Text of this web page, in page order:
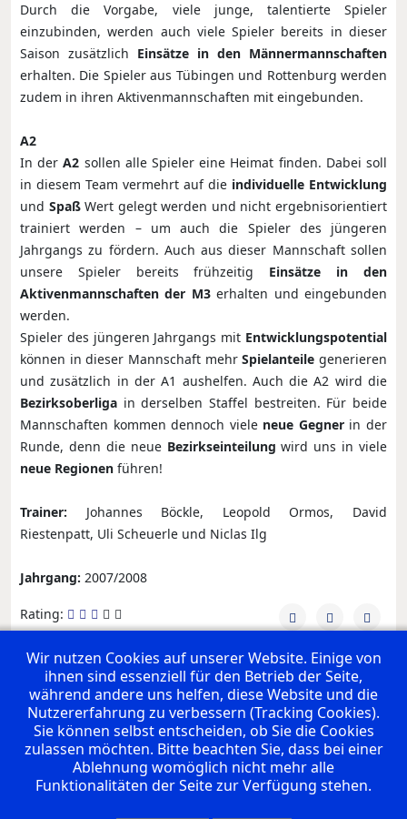
Durch die Vorgabe, viele junge, talentierte Spieler
einzubinden, werden auch viele Spieler bereits in dieser
Saison zusätzlich Einsätze in den Männermannschaften
erhalten. Die Spieler aus Tübingen und Rottenburg werden
zudem in ihren Aktivenmannschaften mit eingebunden.
A2
In derA2 sollen alle Spieler eine Heimat finden. Dabei soll
in diesem Team vermehrt auf die individuelle Entwicklung
und SpaßWert gelegt werden und nicht ergebnisorientiert
trainiert werden – um auch die Spieler des jüngeren
Jahrgangs zu fördern. Auch aus dieser Mannschaft sollen
unsere Spieler bereits frühzeitig Einsätze in den
Aktivenmannschaften der M3erhalten und eingebunden
werden.
Spieler des jüngeren Jahrgangs mit Entwicklungspotential
können in dieser Mannschaft mehrSpielanteile generieren
und zusätzlich in der A1 aushelfen. Auch die A2 wird die
Bezirksoberliga in derselben Staffel bestreiten. Für beide
Mannschaften kommen dennoch viele neue Gegnerin der
Runde, denn die neue Bezirkseinteilung wird uns in viele
neue Regionen führen!
Trainer: Johannes Böckle, Leopold Ormos, David
Riestenpatt, Uli Scheuerle und Niclas Ilg
Jahrgang: 2007/2008
Rating:
UNSERE PREMIUM SPONSOREN
Wir nutzen Cookies auf unserer Website. Einige von
ihnen sind essenziell für den Betrieb der Seite,
während andere uns helfen, diese Website und die
Nutzererfahrung zu verbessern (Tracking Cookies).
Sie können selbst entscheiden, ob Sie die Cookies
zulassen möchten. Bitte beachten Sie, dass bei einer
Ablehnung womöglich nicht mehr alle
Funktionalitäten der Seite zur Verfügung stehen.